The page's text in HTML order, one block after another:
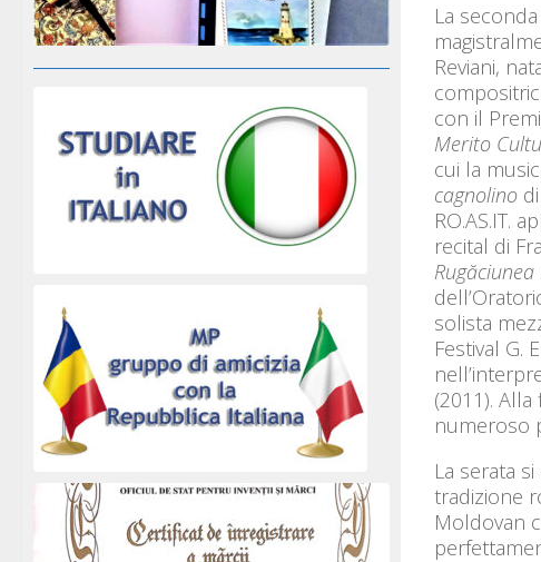
La
Reviani,
con il
Merito
cui la
cagnolino
RO.AS.IT.
recital di
solista
Festival G.
(2011).
numeroso
La serata
tradizione
Moldovan